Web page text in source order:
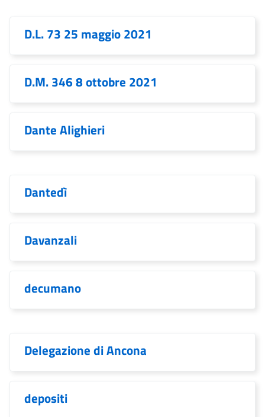
D.L. 73 25 maggio 2021
D.M. 346 8 ottobre 2021
Dante Alighieri
Dantedì
Davanzali
decumano
Delegazione di Ancona
depositi